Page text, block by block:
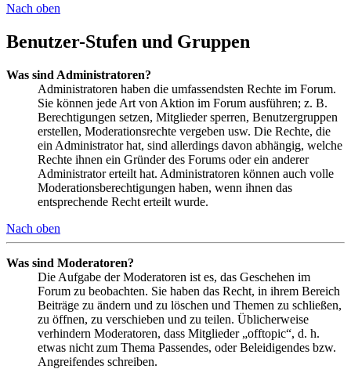
Nach oben
Benutzer-Stufen und Gruppen
Was sind Administratoren?
Administratoren haben die umfassendsten Rechte im Forum.
Sie können jede Art von Aktion im Forum ausführen; z. B.
Berechtigungen setzen, Mitglieder sperren, Benutzergruppen
erstellen, Moderationsrechte vergeben usw. Die Rechte, die
ein Administrator hat, sind allerdings davon abhängig, welche
Rechte ihnen ein Gründer des Forums oder ein anderer
Administrator erteilt hat. Administratoren können auch volle
Moderationsberechtigungen haben, wenn ihnen das
entsprechende Recht erteilt wurde.
Nach oben
Was sind Moderatoren?
Die Aufgabe der Moderatoren ist es, das Geschehen im
Forum zu beobachten. Sie haben das Recht, in ihrem Bereich
Beiträge zu ändern und zu löschen und Themen zu schließen,
zu öffnen, zu verschieben und zu teilen. Üblicherweise
verhindern Moderatoren, dass Mitglieder „offtopic“, d. h.
etwas nicht zum Thema Passendes, oder Beleidigendes bzw.
Angreifendes schreiben.